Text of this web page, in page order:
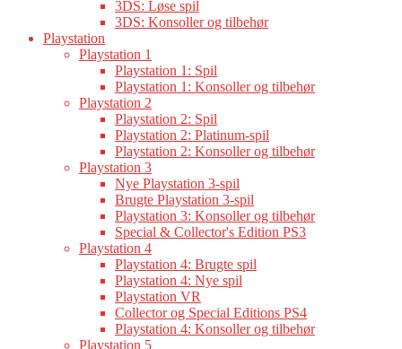
3DS: Løse spil
3DS: Konsoller og tilbehør
Playstation
Playstation 1
Playstation 1: Spil
Playstation 1: Konsoller og tilbehør
Playstation 2
Playstation 2: Spil
Playstation 2: Platinum-spil
Playstation 2: Konsoller og tilbehør
Playstation 3
Nye Playstation 3-spil
Brugte Playstation 3-spil
Playstation 3: Konsoller og tilbehør
Special & Collector's Edition PS3
Playstation 4
Playstation 4: Brugte spil
Playstation 4: Nye spil
Playstation VR
Collector og Special Editions PS4
Playstation 4: Konsoller og tilbehør
Playstation 5